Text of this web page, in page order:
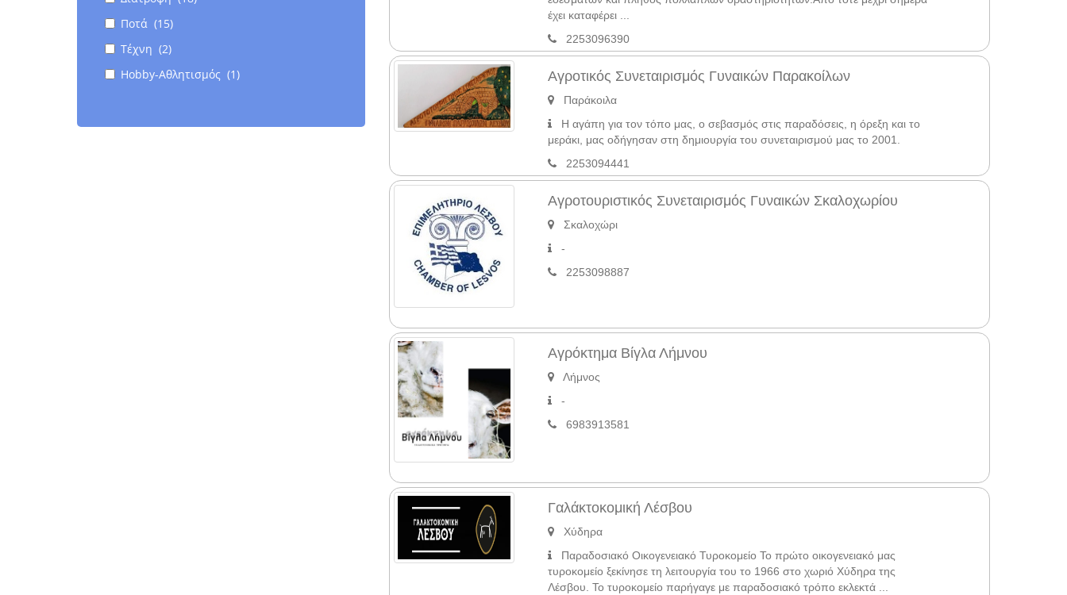
Ποτά (15)
Τέχνη (2)
Hobby-Αθλητισμός (1)
έχει καταφέρει ...
2253096390
Αγροτικός Συνεταιρισμός Γυναικών Παρακοίλων
Παράκοιλα
Η αγάπη για τον τόπο μας, ο σεβασμός στις παραδόσεις, η όρεξη και το
μεράκι, μας οδήγησαν στη δημιουργία του συνεταιρισμού μας το 2001.
2253094441
Αγροτουριστικός Συνεταιρισμός Γυναικών Σκαλοχωρίου
Σκαλοχώρι
-
2253098887
Αγρόκτημα Βίγλα Λήμνου
Λήμνος
-
6983913581
Γαλάκτοκομική Λέσβου
Χύδηρα
Παραδοσιακό Οικογενειακό Τυροκομείο Το πρώτο οικογενειακό μας
τυροκομείο ξεκίνησε τη λειτουργία του το 1966 στο χωριό Χύδηρα της
Λέσβου. Το τυροκομείο παρήγαγε με παραδοσιακό τρόπο εκλεκτά ...